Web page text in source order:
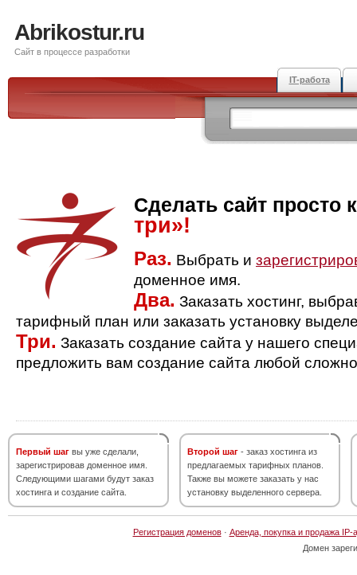
Abrikostur.ru
Сайт в процессе разработки
IT-работа
Сделать сайт просто
три»!
Раз. Выбрать и
доменное имя.
Два. Заказать хостинг,
тарифный план или заказать установку
Три. Заказать создание сайта у нашего
предложить вам создание сайта любой
Первый шаг вы уже сделали,
зарегистрировав доменное имя.
Следующими шагами будут заказ
хостинга и создание сайта.
Второй шаг - заказ хостинга из
предлагаемых тарифных планов.
Также вы можете заказать у нас
установку выделенного сервера.
Регистрация доменов· Аренда, покупка и продажа IP-
Домен